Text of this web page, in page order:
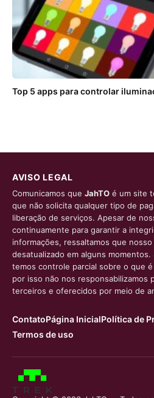
Top 5 apps para controlar
AVISO LEGAL
Comunicamos que JahTO é um site
que não solicita qualquer tipo de
liberação de serviços. Apesar de
continuamente para garantir a
informações, ressaltamos que
desatualizado em alguns momentos.
temos controle parcial sobre o que
por isso não nos responsabilizamos
terceiros e oferecidos por meio de
ContatoPágina InicialPolítica de
Termos de uso